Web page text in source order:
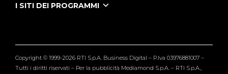
Tutti i servizi
I SITI DEI PROGRAMMI
Verissimo
Copyright © 1999-2026 RTI S.p.A. Business Digital – P.Iva 03976881007 –
Tutti i diritti riservati – Per la pubblicità Mediamond S.p.A. – RTI S.p.A.,